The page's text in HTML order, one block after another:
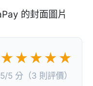
★★★★★
5/5 分（3 則評價）